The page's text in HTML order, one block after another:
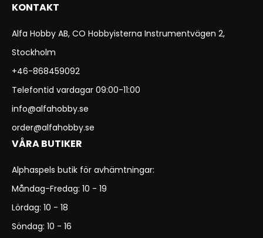
KONTAKT
Alfa Hobby AB, CO Hobbyisterna Instrumentvägen 2,
Stockholm
+46-868459092
Telefontid vardagar 09:00-11:00
info@alfahobby.se
order@alfahobby.se
VÅRA BUTIKER
Alphaspels butik för avhämtningar:
Måndag-Fredag: 10 - 19
Lördag: 10 - 18
Söndag: 10 - 16